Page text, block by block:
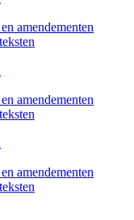
amendementen
amendementen
amendementen